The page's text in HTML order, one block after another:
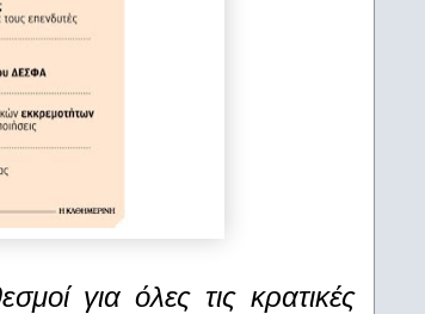
για όλες τις κρατικές